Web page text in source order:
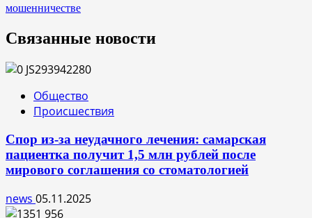
мошенничестве
Связанные новости
Общество
Происшествия
Спор из-за неудачного лечения: самарская
пациентка получит 1,5 млн рублей после
мирового соглашения со стоматологией
news 05.11.2025